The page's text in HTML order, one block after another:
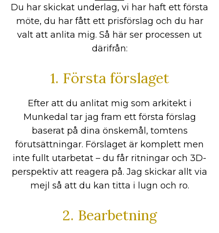
Du har skickat underlag, vi har haft ett första
möte, du har fått ett prisförslag och du har
valt att anlita mig. Så här ser processen ut
därifrån:
1. Första förslaget
Efter att du anlitat mig som arkitekt i
Munkedal tar jag fram ett första förslag
baserat på dina önskemål, tomtens
förutsättningar. Förslaget är komplett men
inte fullt utarbetat – du får ritningar och 3D-
perspektiv att reagera på. Jag skickar allt via
mejl så att du kan titta i lugn och ro.
2. Bearbetning